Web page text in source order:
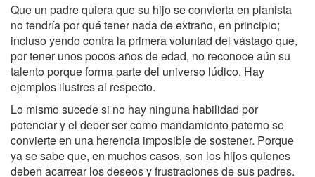
Que un padre quiera que su hijo se convierta en pianista
no tendría por qué tener nada de extraño, en principio;
incluso yendo contra la primera voluntad del vástago que,
por tener unos pocos años de edad, no reconoce aún su
talento porque forma parte del universo lúdico. Hay
ejemplos ilustres al respecto.
Lo mismo sucede si no hay ninguna habilidad por
potenciar y el deber ser como mandamiento paterno se
convierte en una herencia imposible de sostener. Porque
ya se sabe que, en muchos casos, son los hijos quienes
deben acarrear los deseos y frustraciones de sus padres.